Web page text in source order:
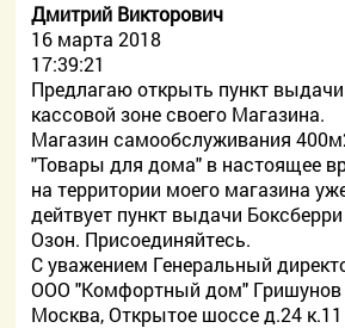
Дмитрий Викторович
16 марта 2018
17:39:21
Предлагаю открыть пункт
кассовой зоне своего Магазина.
Магазин самообслуживания
"Товары для дома" в настоящее
на территории моего магазина
дейтвует пункт выдачи
Озон. Присоединяйтесь.
С уважением Генеральный
ООО "Комфортный дом" Гришунов
Москва, Открытое шоссе д.24 к.11